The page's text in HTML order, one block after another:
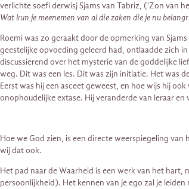
verlichte soefi derwisj Sjams van Tabriz, (‘Zon van
Wat kun je meenemen van al die zaken die je nu
Roemi was zo geraakt door de opmerking van
geestelijke opvoeding geleerd had, ontlaadde zich
discussiërend over het mysterie van de goddelijke
weg. Dit was een les. Dit was zijn initiatie. Het was
Eerst was hij een asceet geweest, en hoe wijs hij
onophoudelijke extase. Hij veranderde van leraar
Hoe we God zien, is een directe weerspiegeling
wij dat ook.
Het pad naar de Waarheid is een werk van het
persoonlijkheid). Het kennen van je ego zal je leiden